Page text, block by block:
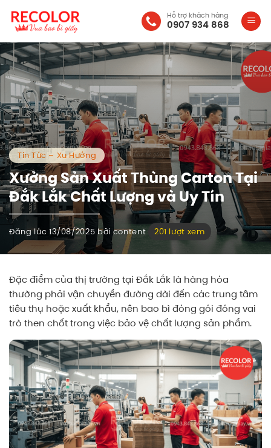
Bỏ
qua
dung
Hỗ trợ khách hàng
0907 934 868
Tin Tức – Xu Hướng
Xưởng Sản Xuất Thùng Carton Tại
Đắk Lắk Chất Lượng và Uy Tín
Đăng lúc 13/08/2025 bởi content 201 lượt xem
Đặc điểm của thị trường tại Đắk Lắk là hàng hóa
thường phải vận chuyển đường dài đến các trung tâm
tiêu thụ hoặc xuất khẩu, nên bao bì đóng gói đóng vai
trò then chốt trong việc bảo vệ chất lượng sản phẩm.